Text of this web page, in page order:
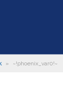
» ~!phoenix_var0!~